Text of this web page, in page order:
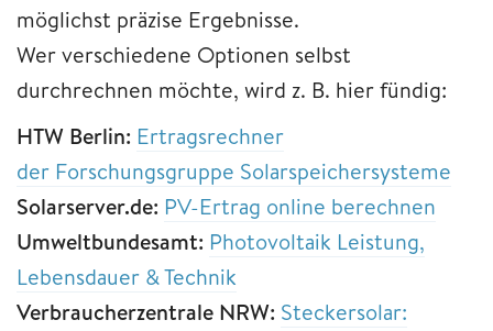
möglichst präzise Ergebnisse.
Wer verschiedene Optionen selbst
durchrechnen möchte, wird z. B. hier fündig:
HTW Berlin: Ertragsrechner
der Forschungsgruppe Solarspeichersysteme
Solarserver.de: PV-Ertrag online berechnen
Umweltbundesamt: Photovoltaik Leistung,
Lebensdauer & Technik
Verbraucherzentrale NRW: Steckersolar: